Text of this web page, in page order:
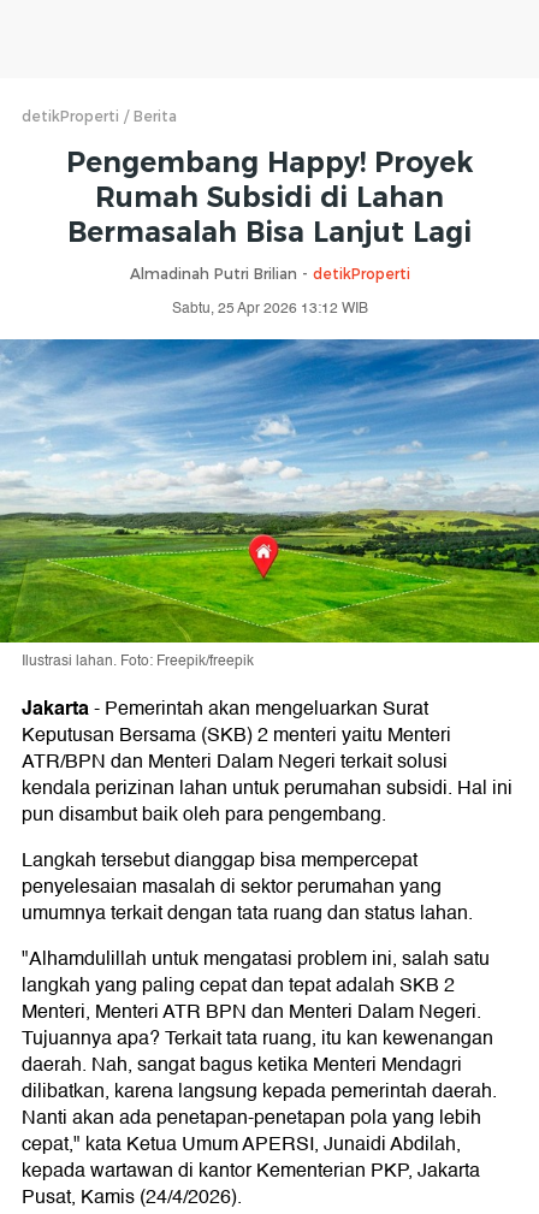
detikProperti Berita
Pengembang Happy! Proyek
Rumah Subsidi di Lahan
Bermasalah Bisa Lanjut Lagi
Almadinah Putri Brilian - detikProperti
Sabtu, 25 Apr 2026 13:12 WIB
Ilustrasi lahan. Foto: Freepik/freepik
Jakarta-Pemerintah akan mengeluarkan Surat
Keputusan Bersama (SKB) 2 menteri yaitu Menteri
ATR/BPN dan Menteri Dalam Negeri terkait solusi
kendala perizinan lahan untuk perumahan subsidi. Hal ini
pun disambut baik oleh para pengembang.
Langkah tersebut dianggap bisa mempercepat
penyelesaian masalah di sektor perumahan yang
umumnya terkait dengan tata ruang dan status lahan.
"Alhamdulillah untuk mengatasi problem ini, salah satu
langkah yang paling cepat dan tepat adalah SKB 2
Menteri, Menteri ATR BPN dan Menteri Dalam Negeri.
Tujuannya apa? Terkait tata ruang, itu kan kewenangan
daerah. Nah, sangat bagus ketika Menteri Mendagri
dilibatkan, karena langsung kepada pemerintah daerah.
Nanti akan ada penetapan-penetapan pola yang lebih
cepat," kata Ketua Umum APERSI, Junaidi Abdilah,
kepada wartawan di kantor Kementerian PKP, Jakarta
Pusat, Kamis (24/4/2026).